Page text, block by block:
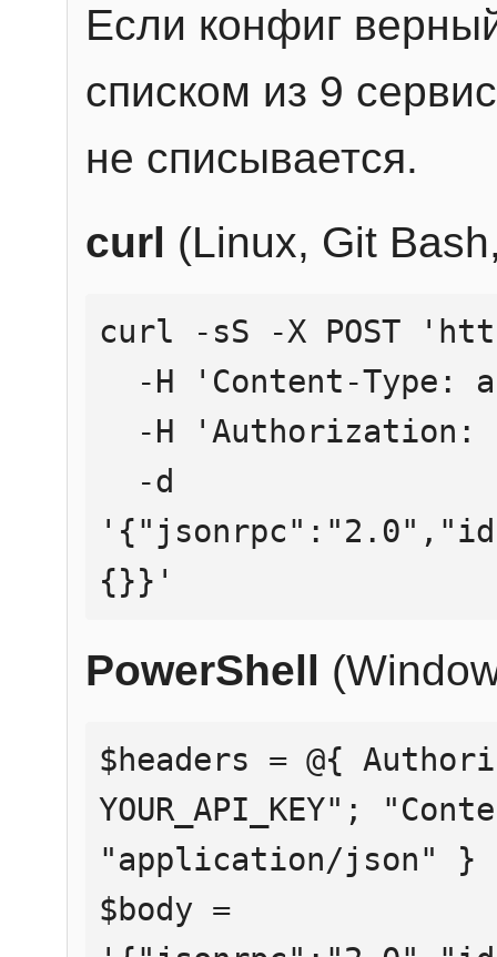
Если конфиг
списком из 9
не списывается.
curl (Linux, Git
curl -sS -X POST
{}}'
PowerShell
$headers = @{
YOUR_API_KEY";
"application/json" }
$body =